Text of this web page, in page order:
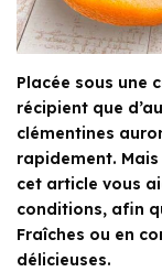
Placée sous une
récipient que
clémentines
rapidement.
cet article vous
conditions, afin
Fraîches ou en
délicieuses.